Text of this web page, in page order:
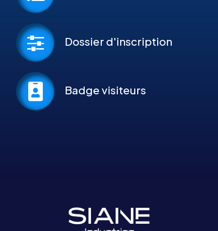
Dossier d'inscription
Badge visiteurs